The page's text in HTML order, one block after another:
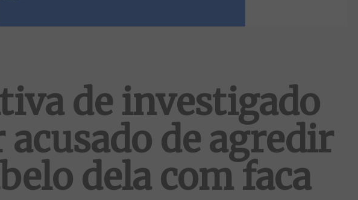
de investigado
de agredir
dela com faca